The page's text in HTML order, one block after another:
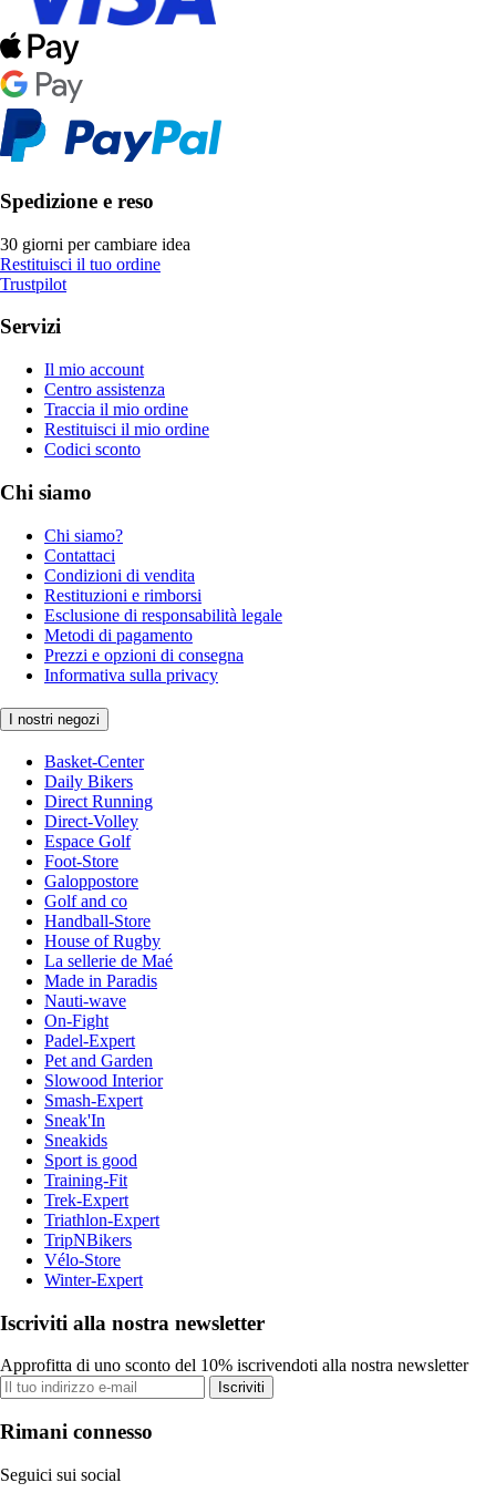
Spedizione e reso
30 giorni per cambiare idea
Restituisci il tuo ordine
Trustpilot
Servizi
Il mio account
Centro assistenza
Traccia il mio ordine
Restituisci il mio ordine
Codici sconto
Chi siamo
Chi siamo?
Contattaci
Condizioni di vendita
Restituzioni e rimborsi
Esclusione di responsabilità legale
Metodi di pagamento
Prezzi e opzioni di consegna
Informativa sulla privacy
I nostri negozi
Basket-Center
Daily Bikers
Direct Running
Direct-Volley
Espace Golf
Foot-Store
Galoppostore
Golf and co
Handball-Store
House of Rugby
La sellerie de Maé
Made in Paradis
Nauti-wave
On-Fight
Padel-Expert
Pet and Garden
Slowood Interior
Smash-Expert
Sneak'In
Sneakids
Sport is good
Training-Fit
Trek-Expert
Triathlon-Expert
TripNBikers
Vélo-Store
Winter-Expert
Iscriviti alla nostra newsletter
Approfitta di uno sconto del 10% iscrivendoti alla nostra newsletter
Iscriviti
Rimani connesso
Seguici sui social